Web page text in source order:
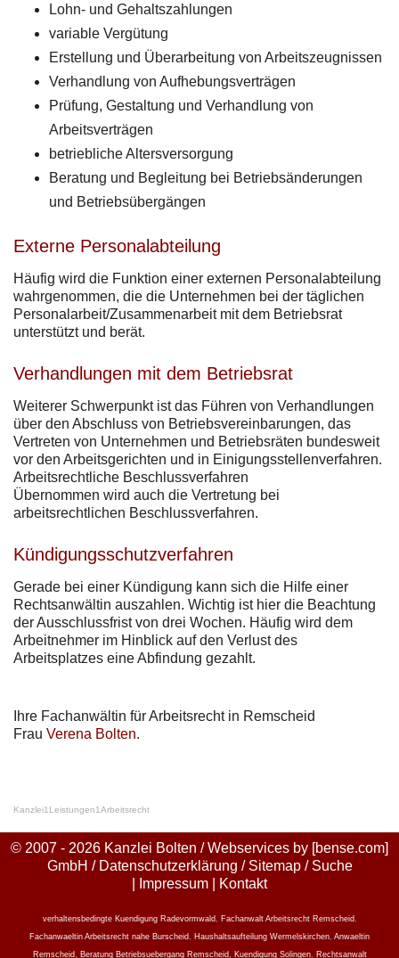
Lohn- und Gehaltszahlungen
variable Vergütung
Erstellung und Überarbeitung von Arbeitszeugnissen
Verhandlung von Aufhebungsverträgen
Prüfung, Gestaltung und Verhandlung von
Arbeitsverträgen
betriebliche Altersversorgung
Beratung und Begleitung bei Betriebsänderungen
und Betriebsübergängen
Externe Personalabteilung
Häufig wird die Funktion einer externen Personalabteilung
wahrgenommen, die die Unternehmen bei der täglichen
Personalarbeit/Zusammenarbeit mit dem Betriebsrat
unterstützt und berät.
Verhandlungen mit dem Betriebsrat
Weiterer Schwerpunkt ist das Führen von Verhandlungen
über den Abschluss von Betriebsvereinbarungen, das
Vertreten von Unternehmen und Betriebsräten bundesweit
vor den Arbeitsgerichten und in Einigungsstellenverfahren.
Arbeitsrechtliche Beschlussverfahren
Übernommen wird auch die Vertretung bei
arbeitsrechtlichen Beschlussverfahren.
Kündigungsschutzverfahren
Gerade bei einer Kündigung kann sich die Hilfe einer
Rechtsanwältin auszahlen. Wichtig ist hier die Beachtung
der Ausschlussfrist von drei Wochen. Häufig wird dem
Arbeitnehmer im Hinblick auf den Verlust des
Arbeitsplatzes eine Abfindung gezahlt.
Ihre Fachanwältin für Arbeitsrecht in Remscheid
Frau Verena Bolten.
Kanzlei1 Leistungen1Arbeitsrecht
© 2007 - 2026 Kanzlei Bolten / Webservices by [bense.com]
GmbH / Datenschutzerklärung / Sitemap/ Suche
Impressum Kontakt
verhaltensbedingte Kuendigung Radevormwald Fachanwalt Arbeitsrecht Remscheid
Fachanwaeltin Arbeitsrecht nahe Burscheid
Haushaltsaufteilung Wermelskirchen Anwaeltin
Remscheid
Beratung Betriebsuebergang Remscheid Kuendigung Solingen, Rechtsanwalt